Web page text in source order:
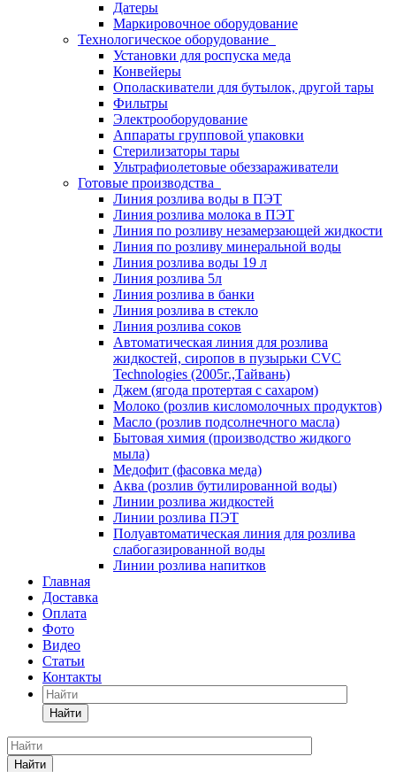
Датеры
Маркировочное оборудование
Технологическое оборудование
Установки для роспуска меда
Конвейеры
Ополаскиватели для бутылок, другой тары
Фильтры
Электрооборудование
Аппараты групповой упаковки
Стерилизаторы тары
Ультрафиолетовые обеззараживатели
Готовые производства
Линия розлива воды в ПЭТ
Линия розлива молока в ПЭТ
Линия по розливу незамерзающей жидкости
Линия по розливу минеральной воды
Линия розлива воды 19 л
Линия розлива 5л
Линия розлива в банки
Линия розлива в стекло
Линия розлива соков
Автоматическая линия для розлива
жидкостей, сиропов в пузырьки CVC
Technologies (2005г.,Тайвань)
Джем (ягода протертая с сахаром)
Молоко (розлив кисломолочных продуктов)
Масло (розлив подсолнечного масла)
Бытовая химия (производство жидкого
мыла)
Медофит (фасовка меда)
Аква (розлив бутилированной воды)
Линии розлива жидкостей
Линии розлива ПЭТ
Полуавтоматическая линия для розлива
слабогазированной воды
Линии розлива напитков
Главная
Доставка
Оплата
Фото
Видео
Статьи
Контакты
Найти
Найти